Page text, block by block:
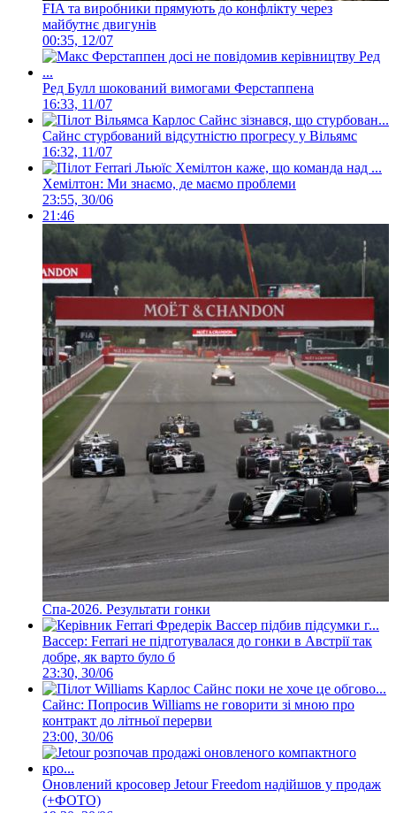
FIA та виробники прямують до конфлікту через
майбутнє двигунів
00:35, 12/07
Ред Булл шокований вимогами Ферстаппена
16:33, 11/07
Сайнс стурбований відсутністю прогресу у Вільямс
16:32, 11/07
Хемілтон: Ми знаємо, де маємо проблеми
23:55, 30/06
21:46
Спа-2026. Результати гонки
Вассер: Ferrari не підготувалася до гонки в Австрії так
добре, як варто було б
23:30, 30/06
Сайнс: Попросив Williams не говорити зі мною про
контракт до літньої перерви
23:00, 30/06
Оновлений кросовер Jetour Freedom надійшов у продаж
(+ФОТО)